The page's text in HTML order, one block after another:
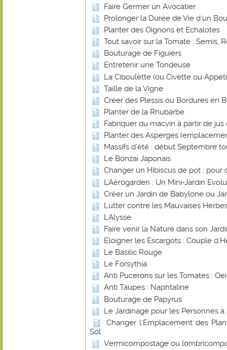
Faire Germer un Avocatier
Prolonger la Durée de Vie d'un
Planter des Oignons et Echalotes
Tout savoir sur la Tomate : Semis,
Bouturage de Figuiers
Entretenir une Tondeuse
La Ciboulette (ou Civette ou
Taille de la Vigne
Créer des Plessis ou Bordures en
Planter de la Rhubarbe
Fabriquer du macvin à partir de jus
Planter des Asperges
Massifs d’été : début Septembre
Le Bonzaï Japonais
Changer un Hibiscus de pot : pour
L'Aérogarden : Un Mini-Jardin
Créer un Jardin de Babylone ou
Lutter contre les Mauvaises
L'Alysse
Faire venir la Nature dans son
Eloigner les Escargots : Couple
Le Basilic Rouge
Le Forsythia
Anti Pucerons sur les Tomates :
Anti Taupes : Naphtaline
Bouturage de Papyrus
Le Jardinage pour les Personnes
Changer l'Emplacement des
Sol
Vermicompostage ou